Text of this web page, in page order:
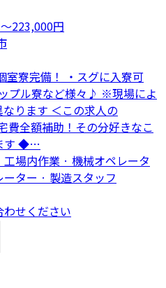
223,000円
室寮完備！ ・スグに入寮可
プル寮など様々♪ ※現場によ
ります ＜この求人の
費全額補助！その分好きなこ
す ◆…
場内作業 · 機械オペレータ
ター · 製造スタッフ
せください